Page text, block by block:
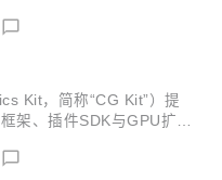
和商城收入，帮助运营人
路高效赋能。 本次6.2.0
据上报与分析一站式解
场活动管理，用户触达更
数的归因，准确还原各事
性，用户分析更加多样
Kit，简称“CG Kit”）提
架、插件SDK与GPU扩展
计算服务6.0.0版本已发